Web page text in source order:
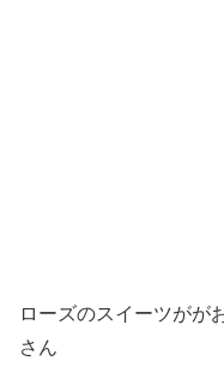
ローズのスイーツがが
さん